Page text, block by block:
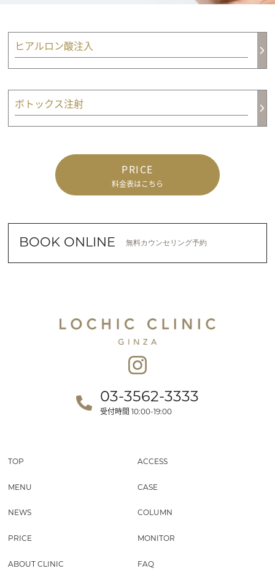
ヒアルロン酸注入
ボトックス注射
PRICE
料金表はこちら
BOOK ONLINE 無料カウンセリング予約
03-3562-3333
受付時間 10:00-19:00
TOP ACCESS
MENU CASE
NEWS COLUMN
PRICE MONITOR
ABOUT CLINIC FAQ